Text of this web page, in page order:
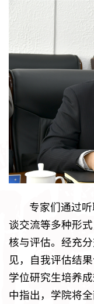
专家们通过
谈交流等多种形
核与评估。经充
见，自我评估结
学位研究生培养
中指出，学院将